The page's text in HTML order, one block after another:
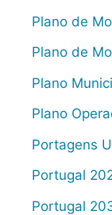
Plano de
Plano de
Plano
Plano
Portagens
Portugal
Portugal